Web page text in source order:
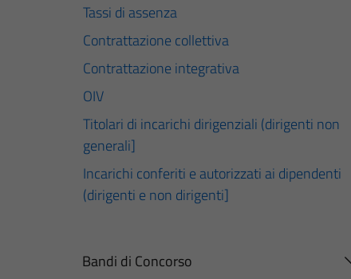
Tassi di assenza
Contrattazione collettiva
Contrattazione integrativa
OIV
Titolari di incarichi dirigenziali (dirigenti non
generali]
Incarichi conferiti e autorizzati ai dipendenti
(dirigenti e non dirigenti]
Bandi di Concorso